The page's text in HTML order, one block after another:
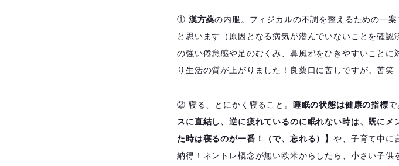
① 漢方薬の内服。フィジカルの不調を整えるための一
と思います（原因となる病気が潜んでいないことを確
の強い倦怠感や足のむくみ、鼻風邪をひきやすいこと
り生活の質が上がりました！良薬口に苦しですが。苦笑
② 寝る、とにかく寝ること。 睡眠の状態は健康の指標
スに直結し、逆に疲れているのに眠れない時は、既にメ
た時は寝るのが一番！（で、忘れる）】や、子育て中に
納得！ネントレ概念が無い欧米からしたら、小さい子